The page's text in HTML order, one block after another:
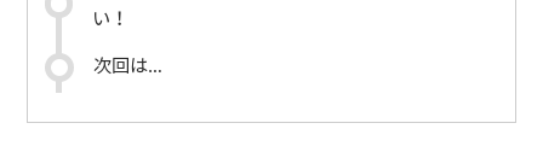
い！
次回は…